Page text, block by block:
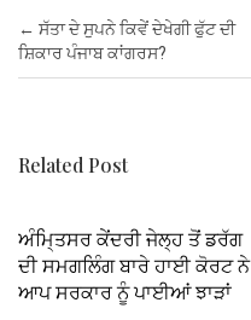
b
o
er
s
Post navigation
← ਸੱਤਾ ਦੇ ਸੁਪਨੇ ਕਿਵੇਂ ਦੇਖੇਗੀ ਫੁੱਟ ਦੀ
ਸ਼ਿਕਾਰ ਪੰਜਾਬ ਕਾਂਗਰਸ?
Related Post
ਅੰਮਿ੍ਤਸਰ ਕੇਂਦਰੀ ਜੇਲ੍ਹ ਤੋਂ ਡਰੱਗ
ਦੀ ਸਮਗਲਿੰਗ ਬਾਰੇ ਹਾਈ ਕੋਰਟ ਨੇ
ਆਪ ਸਰਕਾਰ ਨੂੰ ਪਾਈਆਂ ਝਾੜਾਂ